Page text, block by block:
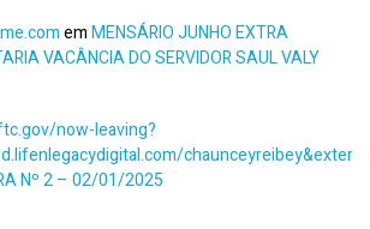
emMENSÁRIO JUNHO EXTRA
VACÂNCIA DO SERVIDOR SAUL VALY
now-leaving?
Nº 2 – 02/01/2025